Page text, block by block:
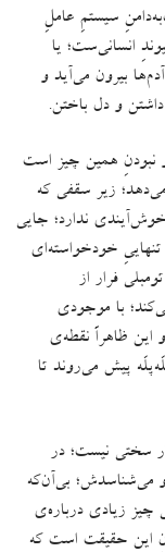
سیستمِ عاملِ
انسانی‌ست؛ یا
بیرون می‌آید و
و دل باختن.
نبودنِ همین چیز است
زیر سقفی که
ندارد؛ جایی
خودخواسته‌ای
فرار از
با موجودی
این ظاهراً نقطه‌ی
پیش می‌روند تا
سختی نیست؛ در
می‌شناسدش؛ بی‌آن‌که
چیز زیادی درباره‌ی
این حقیقت است که